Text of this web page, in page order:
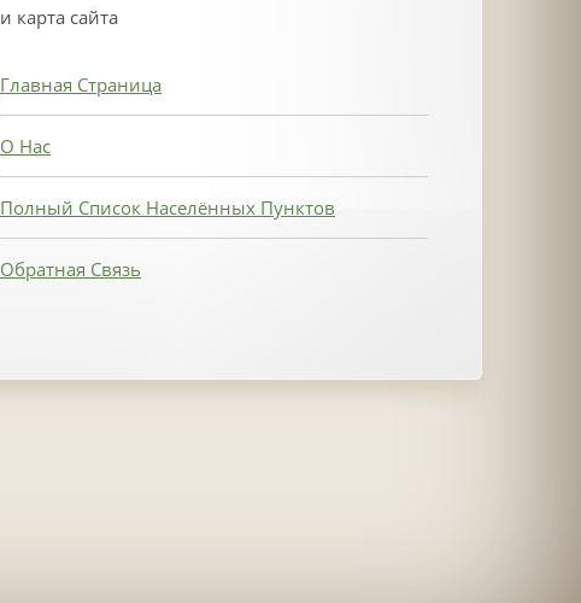
и карта сайта
Главная Страница
О Нас
Полный Список Населённых Пунктов
Обратная Связь